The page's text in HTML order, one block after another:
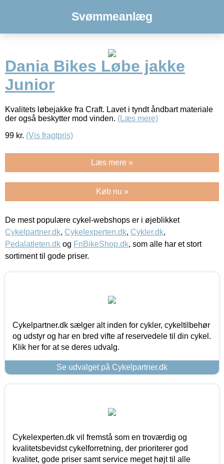
Svømmeanlæg
Dania Bikes Løbe jakke
Junior
Kvalitets løbejakke fra Craft. Lavet i tyndt åndbart materiale
der også beskytter mod vinden. (Læs mere)
99 kr. (Vis fragtpris)
Læs mere »
Køb nu »
De mest populære cykel-webshops er i øjeblikket
Cykelpartner.dk, Cykelexperten.dk, Cykler.dk,
Pedalatleten.dk og FriBikeShop.dk, som alle har et stort
sortiment til gode priser.
Cykelpartner.dk sælger alt inden for cykler, cykeltilbehør
og udstyr og har en bred vifte af reservedele til din cykel.
Klik her for at se deres udvalg.
Se udvalget på Cykelpartner.dk
Cykelexperten.dk vil fremstå som en troværdig og
kvalitetsbevidst cykelforretning, der prioriterer god
kvalitet, gode priser samt service meget højt til alle